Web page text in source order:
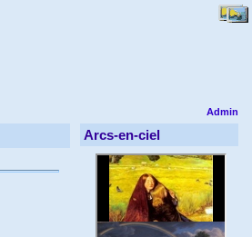
Admin
Arcs-en-ciel